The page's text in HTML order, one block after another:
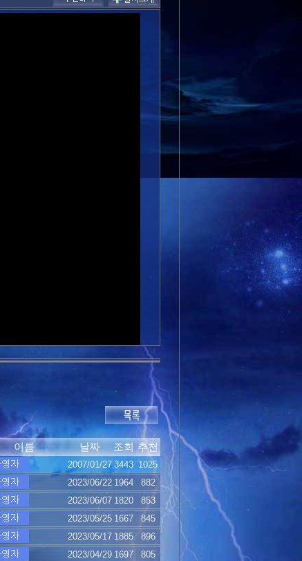
이름 날짜 조회 추천
2007/01/27 3443 1025
2023/06/22 1964 882
2023/06/07 1820 853
2023/05/25 1667 845
2023/05/17 1885 896
2023/04/29 1697 805